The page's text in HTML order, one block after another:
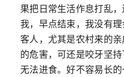
果把日常生活作息打乱
我，早点结束，我没有
客人，尤其是农村来的
的危害，可还是咬牙坚
无法进食。好不容易长